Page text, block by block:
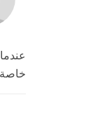
خاصة